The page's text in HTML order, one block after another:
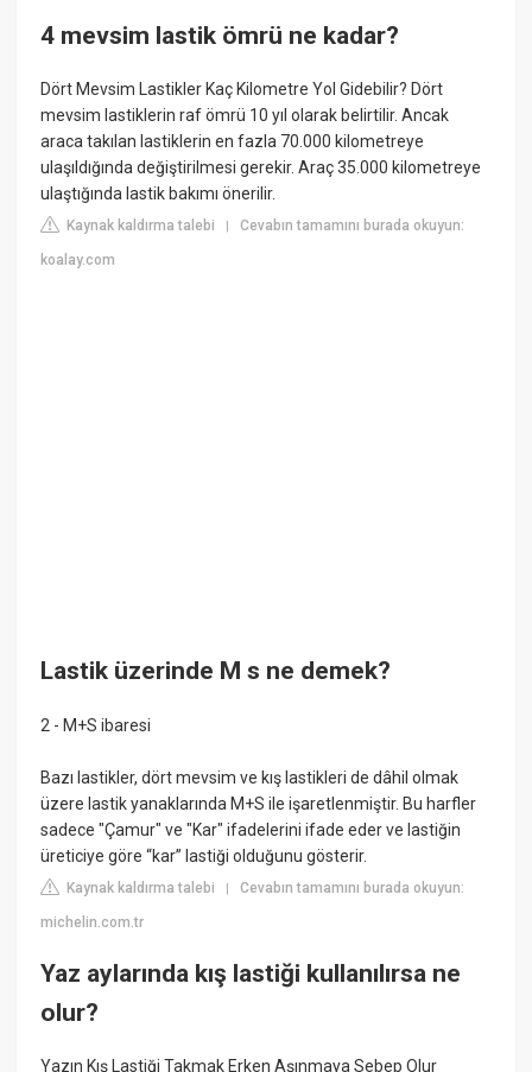
4 mevsim lastik ömrü ne kadar?
Dört Mevsim Lastikler Kaç Kilometre Yol Gidebilir? Dört
mevsim lastiklerin raf ömrü 10 yıl olarak belirtilir. Ancak
araca takılan lastiklerin en fazla 70.000 kilometreye
ulaşıldığında değiştirilmesi gerekir. Araç 35.000 kilometreye
ulaştığında lastik bakımı önerilir.
Kaynak kaldırma talebi |Cevabın tamamını burada okuyun:
koalay.com
Lastik üzerinde M s ne demek?
2 - M+S ibaresi
Bazı lastikler, dört mevsim ve kış lastikleri de dâhil olmak
üzere lastik yanaklarında M+S ile işaretlenmiştir. Bu harfler
sadece "Çamur" ve "Kar" ifadelerini ifade eder ve lastiğin
üreticiye göre “kar” lastiği olduğunu gösterir.
Kaynak kaldırma talebi |Cevabın tamamını burada okuyun:
michelin.com.tr
Yaz aylarında kış lastiği kullanılırsa ne
olur?
Yazın Kış Lastiği Takmak Erken Aşınmaya Sebep Olur